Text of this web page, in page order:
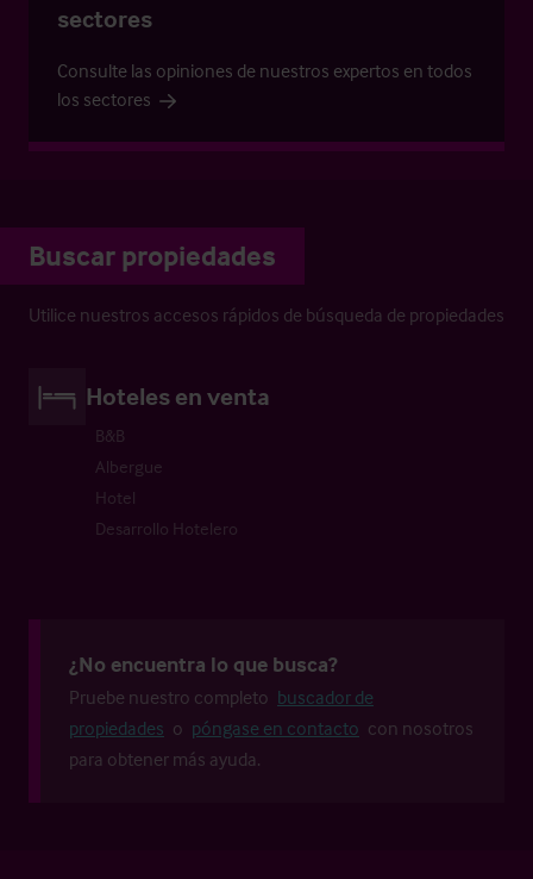
sectores
Consulte las opiniones de nuestros expertos en todos
los sectores
Buscar propiedades
Utilice nuestros accesos rápidos de búsqueda de propiedades
Hoteles en venta
B&B
Albergue
Hotel
Desarrollo Hotelero
¿No encuentra lo que busca?
Pruebe nuestro completo buscador de
propiedades o póngase en contacto con nosotros
para obtener más ayuda.